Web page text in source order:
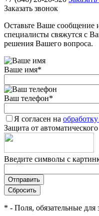
Заказать звонок
Оставьте Ваше сообщение
специалисты свяжутся с
решения Вашего вопроса.
Ваше имя*
Ваш телефон*
Я согласен на
Защита от
Введите символы с
* - Поля, обязательные для